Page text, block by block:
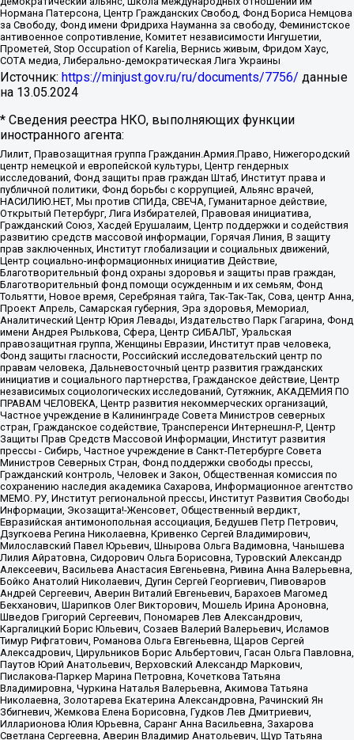
Нормана Патерсона, Центр Гражданских Свобод, Фонд Бориса Немцова
за Свободу, Фонд имени Фридриха Науманна за свободу, Феминистское
антивоенное сопротивление, Комитет независимости Ингушетии,
Прометей, Stop Occupation of Karelia, Вернись живым, Фридом Хаус,
СОТА медиа, Либерально-демократическая Лига Украины
Источник: https://minjust.gov.ru/ru/documents/7756/ данные
на 13.05.2024
* Сведения реестра НКО, выполняющих функции
иностранного агента:
Лилит, Правозащитная группа Гражданин.Армия.Право, Нижегородский
центр немецкой и европейской культуры, Центр гендерных
исследований, Фонд защиты прав граждан Штаб, Институт права и
публичной политики, Фонд борьбы с коррупцией, Альянс врачей,
НАСИЛИЮ.НЕТ, Мы против СПИДа, СВЕЧА, Гуманитарное действие,
Открытый Петербург, Лига Избирателей, Правовая инициатива,
Гражданский Союз, Хасдей Ерушалаим, Центр поддержки и содействия
развитию средств массовой информации, Горячая Линия, В защиту
прав заключенных, Институт глобализации и социальных движений,
Центр социально-информационных инициатив Действие,
Благотворительный фонд охраны здоровья и защиты прав граждан,
Благотворительный фонд помощи осужденным и их семьям, Фонд
Тольятти, Новое время, Серебряная тайга, Так-Так-Так, Сова, центр Анна,
Проект Апрель, Самарская губерния, Эра здоровья, Мемориал,
Аналитический Центр Юрия Левады, Издательство Парк Гагарина, Фонд
имени Андрея Рылькова, Сфера, Центр СИБАЛЬТ, Уральская
правозащитная группа, Женщины Евразии, Институт прав человека,
Фонд защиты гласности, Российский исследовательский центр по
правам человека, Дальневосточный центр развития гражданских
инициатив и социального партнерства, Гражданское действие, Центр
независимых социологических исследований, Сутяжник, АКАДЕМИЯ ПО
ПРАВАМ ЧЕЛОВЕКА, Центр развития некоммерческих организаций,
Частное учреждение в Калининграде Совета Министров северных
стран, Гражданское содействие, Трансперенси Интернешнл-Р, Центр
Защиты Прав Средств Массовой Информации, Институт развития
прессы - Сибирь, Частное учреждение в Санкт-Петербурге Совета
Министров Северных Стран, Фонд поддержки свободы прессы,
Гражданский контроль, Человек и Закон, Общественная комиссия по
сохранению наследия академика Сахарова, Информационное агентство
МЕМО. РУ, Институт региональной прессы, Институт Развития Свободы
Информации, Экозащита!-Женсовет, Общественный вердикт,
Евразийская антимонопольная ассоциация, Бедушев Петр Петрович,
Дзугкоева Регина Николаевна, Кривенко Сергей Владимирович,
Милославский Павел Юрьевич, Шнырова Ольга Вадимовна, Чанышева
Лилия Айратовна, Сидорович Ольга Борисовна, Туровский Александр
Алексеевич, Васильева Анастасия Евгеньевна, Ривина Анна Валерьевна,
Бойко Анатолий Николаевич, Дугин Сергей Георгиевич, Пивоваров
Андрей Сергеевич, Аверин Виталий Евгеньевич, Барахоев Магомед
Бекханович, Шарипков Олег Викторович, Мошель Ирина Ароновна,
Шведов Григорий Сергеевич, Пономарев Лев Александрович,
Каргалицкий Борис Юльевич, Созаев Валерий Валерьевич, Исламов
Тимур Рифгатович, Романова Ольга Евгеньевна, Щаров Сергей
Алексадрович, Цирульников Борис Альбертович, Гасан Ольга Павловна,
Паутов Юрий Анатольевич, Верховский Александр Маркович,
Пислакова-Паркер Марина Петровна, Кочеткова Татьяна
Владимировна, Чуркина Наталья Валерьевна, Акимова Татьяна
Николаевна, Золотарева Екатерина Александровна, Рачинский Ян
Збигневич, Жемкова Елена Борисовна, Гудков Лев Дмитриевич,
Илларионова Юлия Юрьевна, Саранг Анна Васильевна, Захарова
Светлана Сергеевна, Аверин Владимир Анатольевич, Щур Татьяна